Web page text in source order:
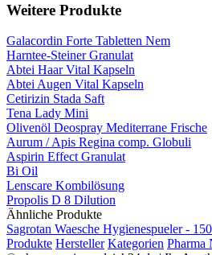
Weitere Produkte
Galacordin Forte Tabletten Nem
Harntee-Steiner Granulat
Abtei Haar Vital Kapseln
Abtei Augen Vital Kapseln
Cetirizin Stada Saft
Tena Lady Mini
Olivenöl Deospray Mediterrane Frische
Aurum / Apis Regina comp. Globuli
Aspirin Effect Granulat
Bi Oil
Lenscare Kombilösung
Propolis D 8 Dilution
Ähnliche Produkte
Sagrotan Waesche Hygienespueler -
Produkte Hersteller Kategorien Pharma